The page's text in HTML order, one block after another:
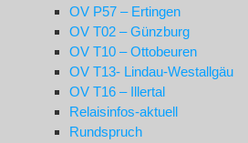
OV P57 – Ertingen
OV T02 – Günzburg
OV T10 – Ottobeuren
OV T13- Lindau-Westallgäu
OV T16 – Illertal
Relaisinfos-aktuell
Rundspruch